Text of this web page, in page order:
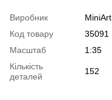
Виробник
MiniArt
Код товару
35091
Масштаб
1:35
Кількість
деталей
152